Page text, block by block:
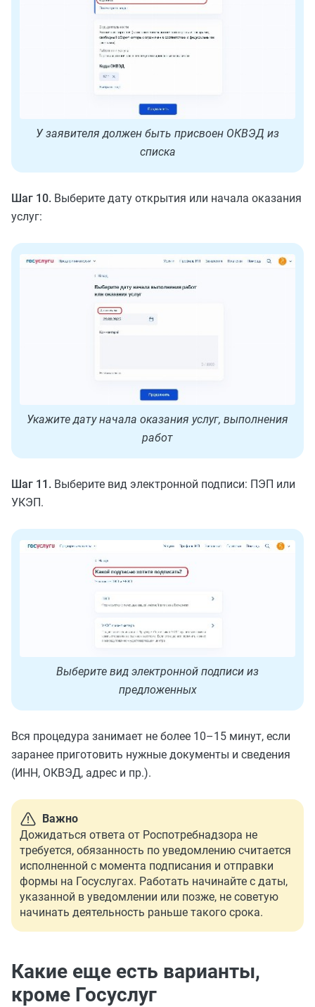
У заявителя должен быть присвоен ОКВЭД из
списка
Шаг 10. Выберите дату открытия или начала оказания
услуг:
Укажите дату начала оказания услуг, выполнения
работ
Шаг 11. Выберите вид электронной подписи: ПЭП или
УКЭП.
Выберите вид электронной подписи из
предложенных
Вся процедура занимает не более 10–15 минут, если
заранее приготовить нужные документы и сведения
(ИНН, ОКВЭД, адрес и пр.).
Важно
Дожидаться ответа от Роспотребнадзора не
требуется, обязанность по уведомлению считается
исполненной с момента подписания и отправки
формы на Госуслугах. Работать начинайте с даты,
указанной в уведомлении или позже, не советую
начинать деятельность раньше такого срока.
Какие еще есть варианты,
кроме Госуслуг